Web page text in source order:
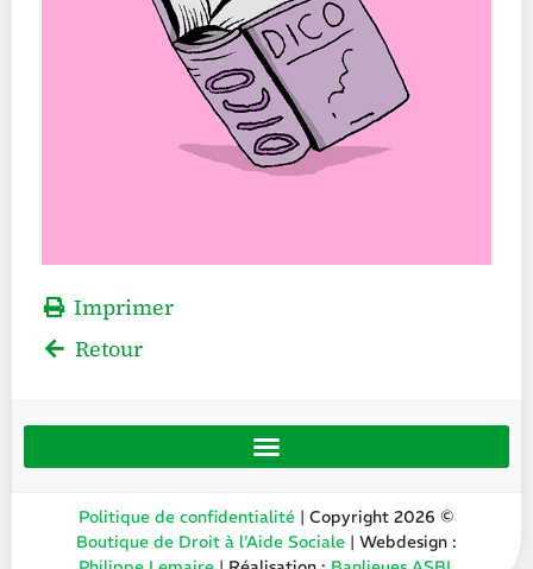
Imprimer
Retour
Politique de confidentialité | Copyright 2026 ©
Boutique de Droit à l’Aide Sociale | Webdesign :